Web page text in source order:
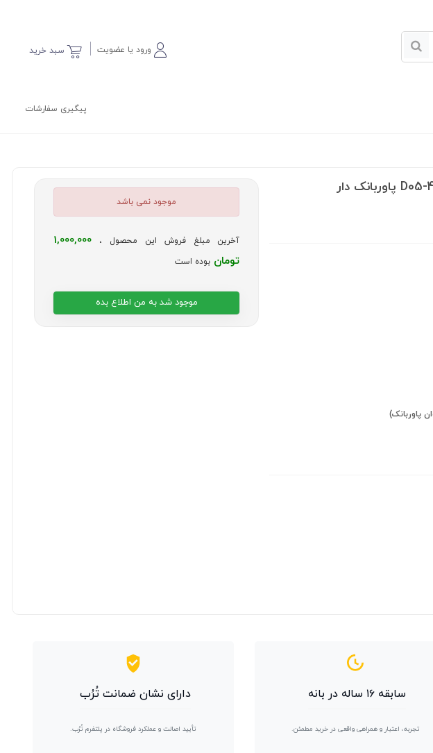
سبد خرید ورود یا عضویت
پیگیری سفارشات
موجود نمی باشد
آخرین مبلغ فروش این محصول ، 1,000,000
تومان بوده است
موجود شد به من اطلاع بده
سابقه ۱۶ ساله در بانه
تجربه، اعتبار و همراهی واقعی در خرید مطمئن.
دارای نشان ضمانت تُرُب
تأیید اصالت و عملکرد فروشگاه در پلتفرم تُرُب.